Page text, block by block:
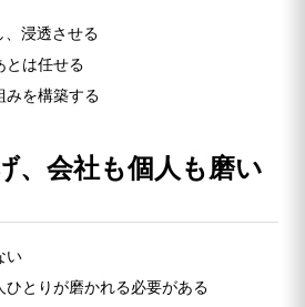
、浸透させる
とは任せる
みを構築する
、会社も個人も磨い
い
とりが磨かれる必要がある